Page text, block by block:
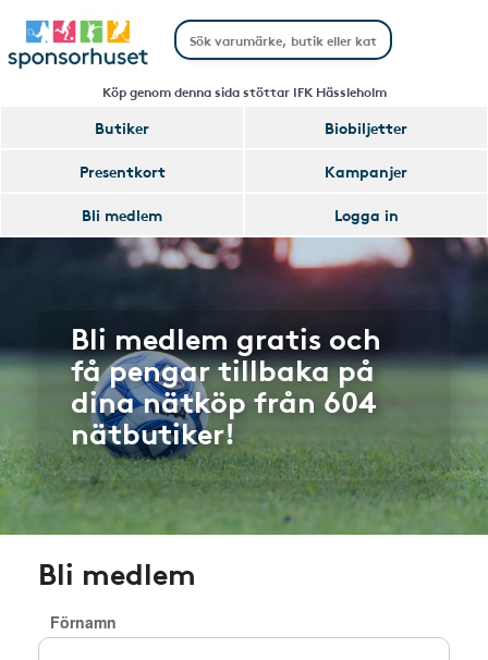
Köp genom denna sida stöttar IFK Hässleholm
Butiker
Biobiljetter
Presentkort
Kampanjer
Bli medlem
Logga in
Bli medlem gratis och
få pengar tillbaka på
dina nätköp från 604
nätbutiker!
Bli medlem
Förnamn